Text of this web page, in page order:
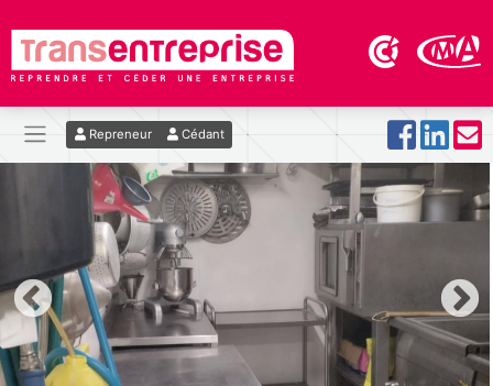
Repreneur Cédant